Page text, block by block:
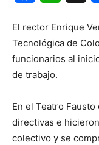
El rector Enrique
Tecnológica de
funcionarios al
de trabajo.
En el Teatro
directivas e
colectivo y se